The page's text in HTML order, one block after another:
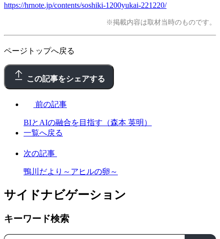
https://hrnote.jp/contents/soshiki-1200yukai-221220/
※掲載内容は取材当時のものです。
ページトップへ戻る
この記事をシェアする
前の記事
BIとAIの融合を目指す（森本 英明）
一覧へ戻る
次の記事
鴨川だより～アヒルの卵～
サイドナビゲーション
キーワード検索